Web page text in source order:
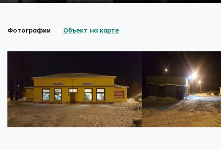
Фотографии Объект на карте